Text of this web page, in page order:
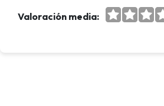
Valoración media: